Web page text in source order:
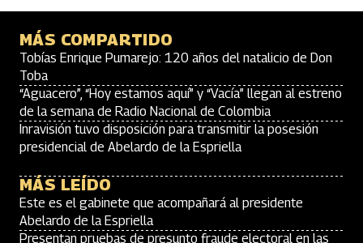
MÁS COMPARTIDO
Tobías Enrique Pumarejo: 120 años del natalicio de Don
Toba
“Aguacero”, “Hoy estamos aquí” y “Vacía” llegan al estreno
de la semana de Radio Nacional de Colombia
Inravisión tuvo disposición para transmitir la posesión
presidencial de Abelardo de la Espriella
MÁS LEÍDO
Este es el gabinete que acompañará al presidente
Abelardo de la Espriella
Presentan pruebas de presunto fraude electoral en las